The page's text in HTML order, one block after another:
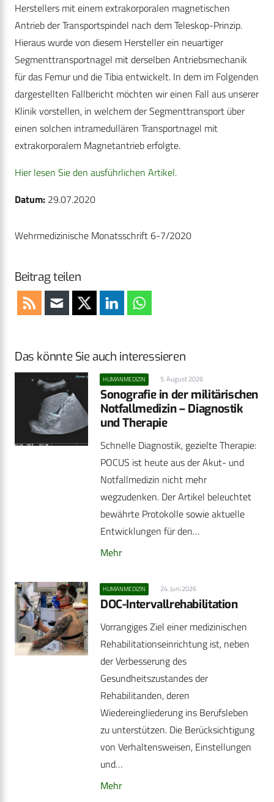
Herstellers mit einem extrakorporalen magnetischen
Antrieb der Transportspindel nach dem Teleskop-Prinzip.
Hieraus wurde von diesem Hersteller ein neuartiger
Segmenttransportnagel mit derselben Antriebsmechanik
für das Femur und die Tibia entwickelt. In dem im Folgenden
dargestellten Fallbericht möchten wir einen Fall aus unserer
Klinik vorstellen, in welchem der Segmenttransport über
einen solchen intramedullären Transportnagel mit
extrakorporalem Magnetantrieb erfolgte.
Hier lesen Sie den ausführlichen Artikel.
Datum: 29.07.2020
Wehrmedizinische Monatsschrift 6-7/2020
Beitrag teilen
Das könnte Sie auch interessieren
HUMANMEDIZIN 5. August 2026
Sonografie in der militärischen
Notfallmedizin – Diagnostik
und Therapie
Schnelle Diagnostik, gezielte Therapie:
POCUS ist heute aus der Akut- und
Notfallmedizin nicht mehr
wegzudenken. Der Artikel beleuchtet
bewährte Protokolle sowie aktuelle
Entwicklungen für den…
Mehr
HUMANMEDIZIN 24. Juni 2026
DOC-Intervallrehabilitation
Vorrangiges Ziel einer medizinischen
Rehabilitationseinrichtung ist, neben
der Verbesserung des
Gesundheitszustandes der
Rehabilitanden, deren
Wiedereingliederung ins Berufsleben
zu unterstützen. Die Berücksichtigung
von Verhaltensweisen, Einstellungen
und…
Mehr